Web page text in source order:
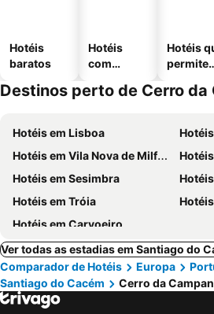
Hotéis
baratos
Hotéis
com
Hotéis
Destinos perto de Cerro da
Hotéis em Lisboa
Hotéis em Vila Nova de Milfontes
Hotéis em Sesimbra
Hotéis em Tróia
Hotéis em Carvoeiro
Ver todas as estadias em Santiago do
Comparador de Hotéis
Europa
Santiago do Cacém
Cerro da